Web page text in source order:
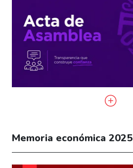
Memoria económica 2025